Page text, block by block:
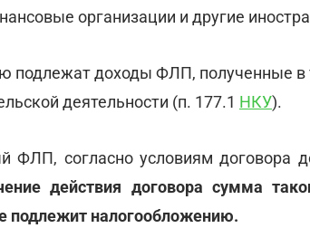
организации и другие
подлежат доходы ФЛП, полученные в
деятельности (п. 177.1 НКУ).
ФЛП, согласно условиям договора
действия договора сумма
подлежит налогообложению.